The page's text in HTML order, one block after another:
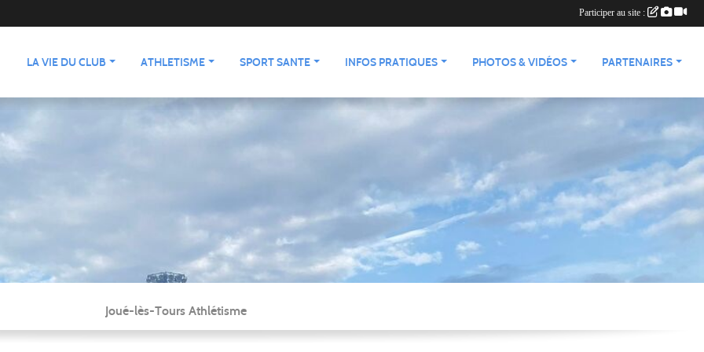
LA VIE DU CLUB ATHLETISME SPORT SANTE INFOS PRATIQUES PHOTOS & VIDÉOS PARTENAIRES
Joué-lès-Tours Athlétisme
Participer au site :